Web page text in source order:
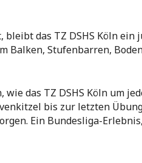
das TZ DSHS Köln ein
Balken, Stufenbarren,
das TZ DSHS Köln um
bis zur letzten
Ein Bundesliga-